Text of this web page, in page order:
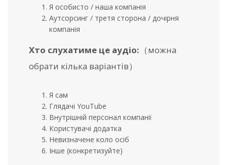
Я особисто / наша компанія
Аутсорсинг / третя сторона / дочірня
компанія
Хто слухатиме це аудіо: （можна
обрати кілька варіантів）
Я сам
Глядачі YouTube
Внутрішній персонал компанії
Користувачі додатка
Невизначене коло осіб
Інше (конкретизуйте)